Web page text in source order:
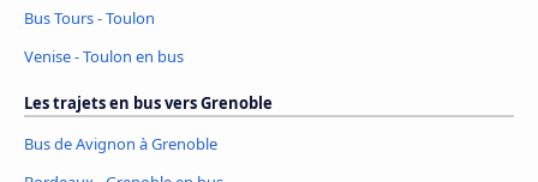
Bus Tours - Toulon
Venise - Toulon en bus
Les trajets en bus vers Grenoble
Bus de Avignon à Grenoble